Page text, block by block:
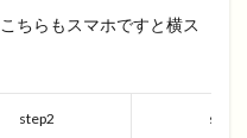
ちらもスマホですと横ス
step2 step3